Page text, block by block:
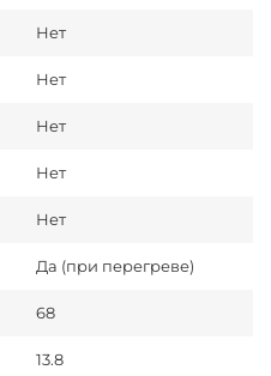
Нет
Нет
Нет
Нет
Нет
Да (при перегреве)
68
13.8